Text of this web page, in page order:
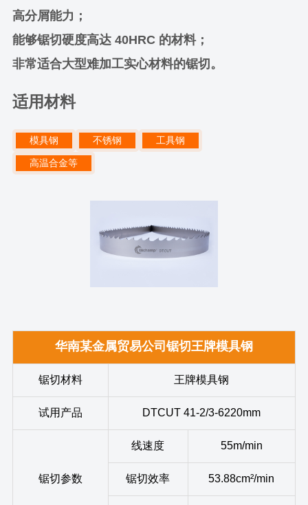
高分屑能力；
能够锯切硬度高达 40HRC 的材料；
非常适合大型难加工实心材料的锯切。
适用材料
模具钢 不锈钢 工具钢
高温合金等
华南某金属贸易公司锯切王牌模具钢
锯切材料 王牌模具钢
试用产品 DTCUT 41-2/3-6220mm
锯切参数
线速度 55m/min
锯切效率 53.88cm²/min